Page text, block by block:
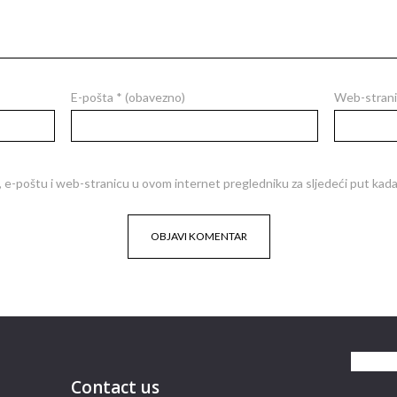
E-pošta * (obavezno) Web-
e-poštu i web-stranicu u ovom internet pregledniku za sljedeći put
Contact us